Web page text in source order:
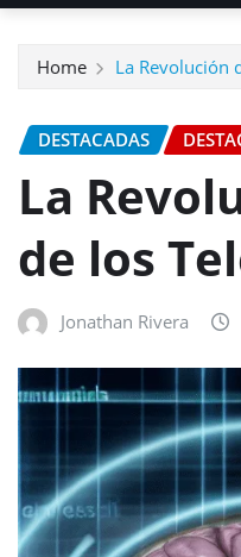
Home La Revolución
DESTACADAS
La
de los
Jonathan Rivera